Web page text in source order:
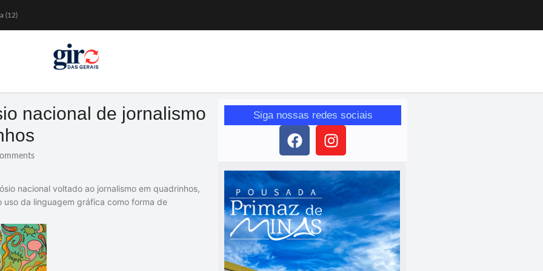
(12)
de glicose
nacional de jornalismo
nacional voltado ao jornalismo em quadrinhos,
uso da linguagem gráfica como forma de
Siga nossas redes sociais